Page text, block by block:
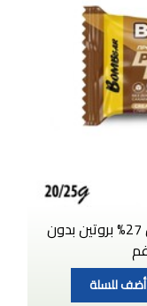
كوكيز بومبار بالشوكولاتة والشوفان 27% بروتين بدون
أضف للسلة